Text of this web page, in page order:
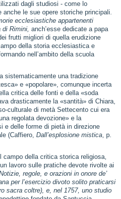
dagli studiosi ‑ come lo
anche le sue opere storiche principali.
ecclesiastiche appartenenti
di Rimini, anch’esse dedicate a papa
frutti migliori di quella erudizione
della storia ecclesiastica e
nell’ambito della scuola
sistematicamente una tradizione
e «popolare», comunque incerta
critica delle fonti e della «soda
drasticamente la «santità» di Chiara,
di metà Settecento cui era
regolata devozione» e la
e delle forme di pietà in direzione
(Caffiero, Dall’esplosione mistica, p.
campo della critica storica religiosa,
lavoro sulle pratiche devote rivolte ai
regole, e orazioni in onore de’
per l’esercizio divoto solito praticarsi
sacra coltre), e, nel 1757, uno studio